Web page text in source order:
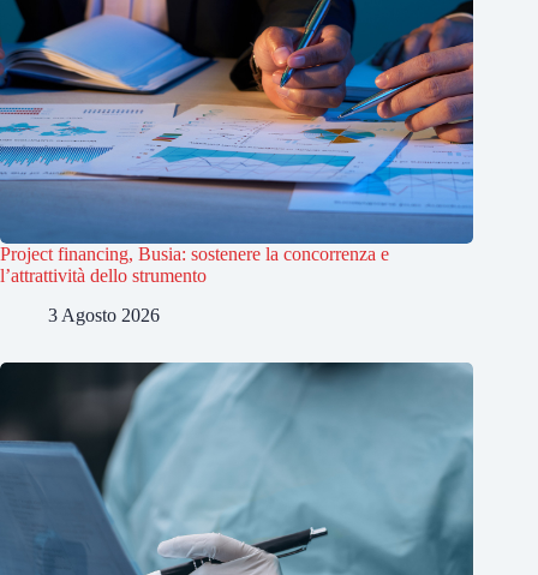
Project financing, Busia: sostenere la concorrenza e
l’attrattività dello strumento
3 Agosto 2026